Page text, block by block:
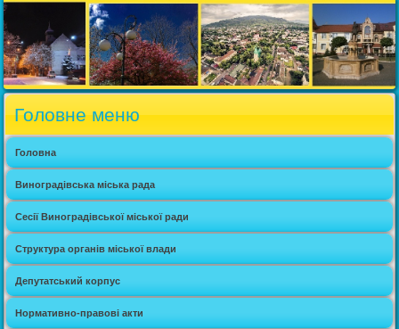
Головне меню
Головна
Виноградівська міська рада
Сесії Виноградівської міської ради
Структура органів міської влади
Депутатський корпус
Нормативно-правові акти